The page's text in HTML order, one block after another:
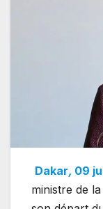
Dakar, 09
ministre de